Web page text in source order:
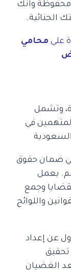
محفوظة وأنك
الجنائية.
علي محامي
وتشمل
في
السعودية
في ضمان حقوق
يعمل
وجمع
واللوائح
عن إعداد
تحقيق
الغضيان